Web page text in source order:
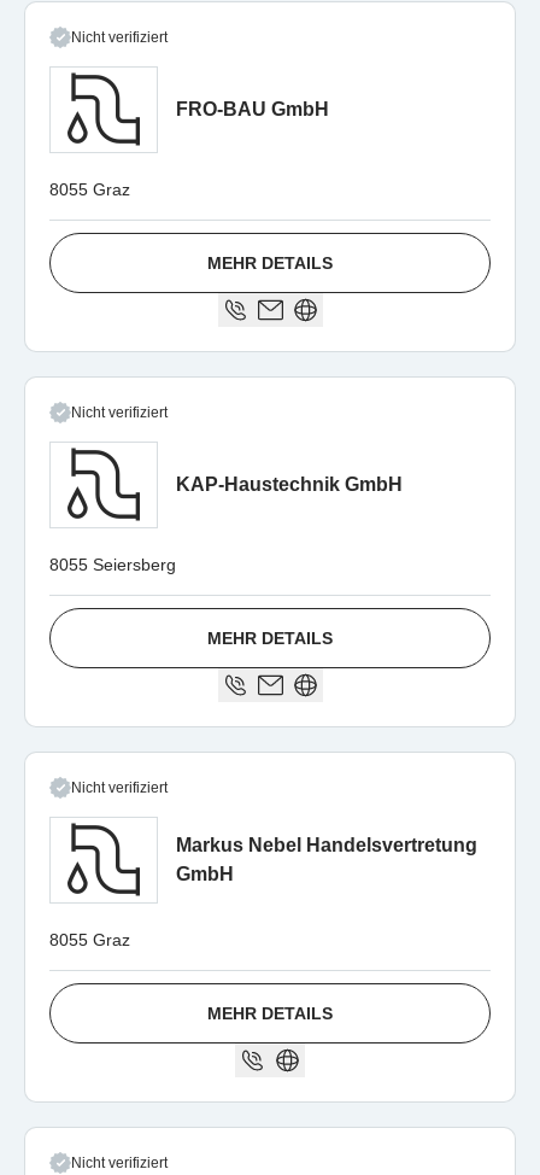
Nicht verifiziert
FRO-BAU GmbH
8055 Graz
MEHR DETAILS
Nicht verifiziert
KAP-Haustechnik GmbH
8055 Seiersberg
MEHR DETAILS
Nicht verifiziert
Markus Nebel Handelsvertretung
GmbH
8055 Graz
MEHR DETAILS
Nicht verifiziert